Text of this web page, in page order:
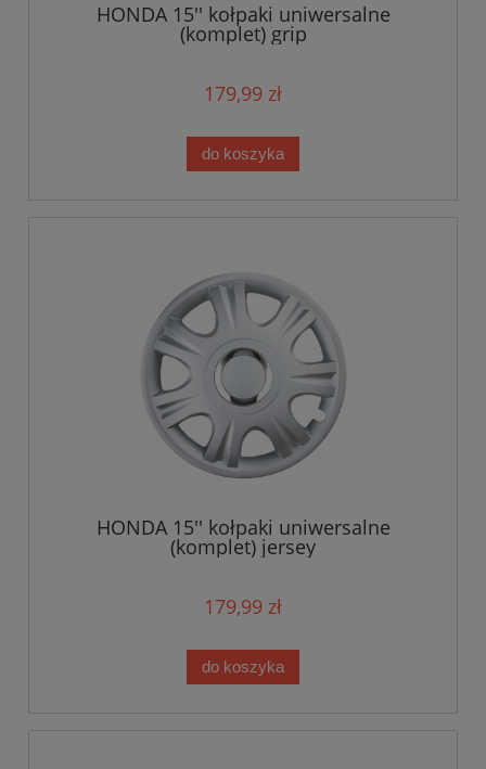
HONDA 15'' kołpaki uniwersalne
(komplet) grip
179,99 zł
do koszyka
HONDA 15'' kołpaki uniwersalne
(komplet) jersey
179,99 zł
do koszyka